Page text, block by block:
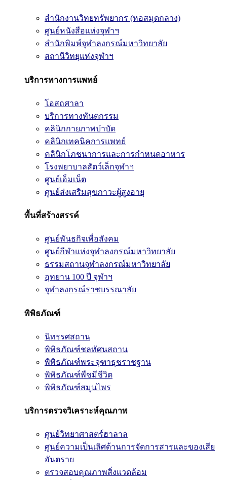
สำนักงานวิทยทรัพยากร (หอสมุดกลาง)
ศูนย์หนังสือแห่งจุฬาฯ
สำนักพิมพ์จุฬาลงกรณ์มหาวิทยาลัย
สถานีวิทยุแห่งจุฬาฯ
บริการทางการแพทย์
โอสถศาลา
บริการทางทันตกรรม
คลินิกกายภาพบำบัด
คลินิกเทคนิคการแพทย์
คลินิกโภชนาการและการกำหนดอาหาร
โรงพยาบาลสัตว์เล็กจุฬาฯ
ศูนย์เอ็มเน็ต
ศูนย์ส่งเสริมสุขภาวะผู้สูงอายุ
พื้นที่สร้างสรรค์
ศูนย์พันธกิจเพื่อสังคม
ศูนย์กีฬาแห่งจุฬาลงกรณ์มหาวิทยาลัย
ธรรมสถานจุฬาลงกรณ์มหาวิทยาลัย
อุทยาน 100 ปี จุฬาฯ
จุฬาลงกรณ์ราชบรรณาลัย
พิพิธภัณฑ์
นิทรรศสถาน
พิพิธภัณฑ์ชลทัศนสถาน
พิพิธภัณฑ์พระจุฑาธุชราชฐาน
พิพิธภัณฑ์พืชมีชีวิต
พิพิธภัณฑ์สมุนไพร
บริการตรวจวิเคราะห์คุณภาพ
ศูนย์วิทยาศาสตร์ฮาลาล
ศูนย์ความเป็นเลิศด้านการจัดการสารและของเสีย
อันตราย
ตรวจสอบคุณภาพสิ่งแวดล้อม